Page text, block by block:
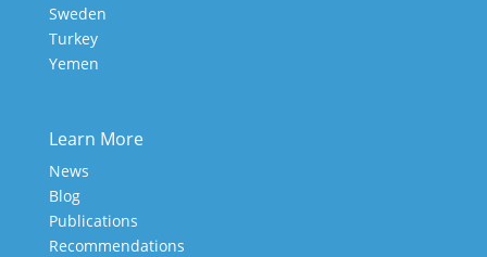
Sweden
Turkey
Yemen
Learn More
News
Blog
Publications
Recommendations